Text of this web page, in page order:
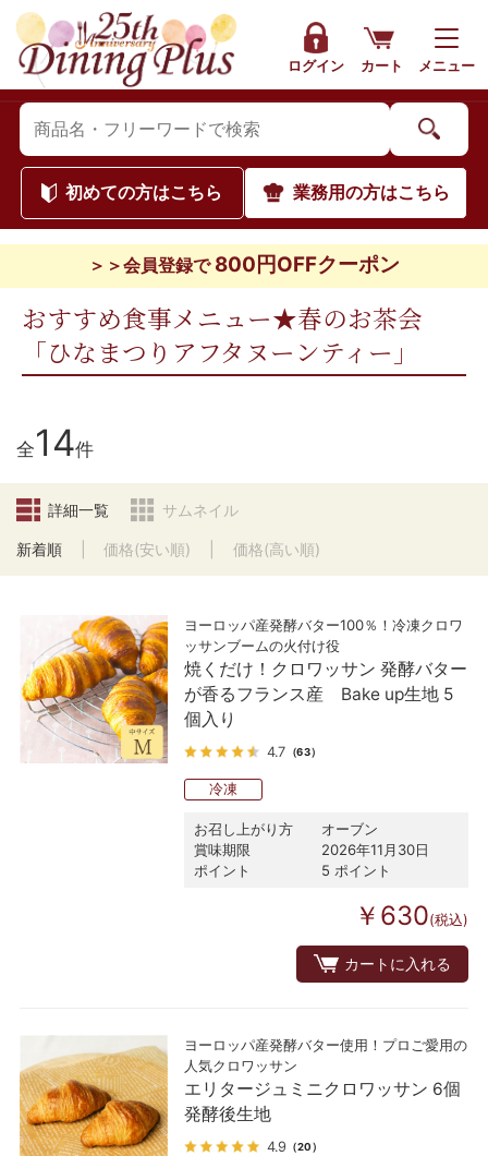
ログイン カート メニュー
初めての方はこちら 業務用の方はこちら
＞＞会員登録で 800円OFFクーポン
おすすめ食事メニュー★春のお茶会
「ひなまつりアフタヌーンティー」
全14件
詳細一覧 サムネイル
新着順 価格(安い順) 価格(高い順)
ヨーロッパ産発酵バター100％！冷凍クロワ
ッサンブームの火付け役
焼くだけ！クロワッサン 発酵バター
が香るフランス産 Bake up生地 5
個入り
4.7 （63）
冷凍
お召し上がり方
オーブン
賞味期限
2026年11月30日
ポイント
5 ポイント
￥630(税込)
カートに入れる
ヨーロッパ産発酵バター使用！プロご愛用の
人気クロワッサン
エリタージュミニクロワッサン 6個
発酵後生地
4.9 （20）